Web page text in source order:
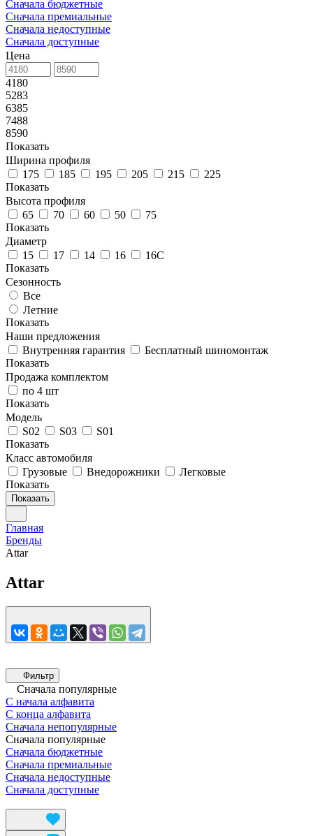
Сначала бюджетные
Сначала премиальные
Сначала недоступные
Сначала доступные
Цена
4180
5283
6385
7488
8590
Показать
Ширина профиля
175
185 195 205 215
225
Показать
Высота профиля
65
70 60 50
75
Показать
Диаметр
15
17 14 16
16C
Показать
Сезонность
Все
Летние
Показать
Наши предложения
Внутренняя гарантия
Бесплатный шиномонтаж
Показать
Продажа комплектом
по 4 шт
Показать
Модель
S02
S03
S01
Показать
Класс автомобиля
Грузовые
Внедорожники
Легковые
Показать
Показать
Главная
Бренды
Attar
Attar
Фильтр
Сначала популярные
С начала алфавита
С конца алфавита
Сначала непопулярные
Сначала популярные
Сначала бюджетные
Сначала премиальные
Сначала недоступные
Сначала доступные